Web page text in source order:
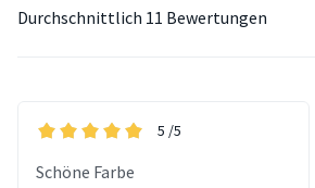
Durchschnittlich 11 Bewertungen
5 /5
Schöne Farbe